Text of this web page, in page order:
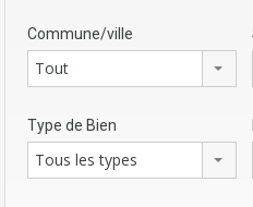
Commune/ville
Tout
Type de Bien
Tous les types